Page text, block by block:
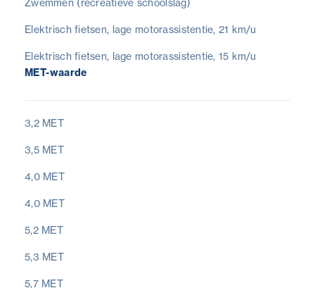
Zwemmen (recreatieve schoolslag)
Elektrisch fietsen, lage motorassistentie, 21 km/u
Elektrisch fietsen, lage motorassistentie, 15 km/u
MET-waarde
3,2 MET
3,5 MET
4,0 MET
4,0 MET
5,2 MET
5,3 MET
5,7 MET